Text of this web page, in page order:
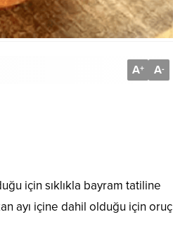
A+ A-
için sıklıkla bayram tatiline
ayı içine dahil olduğu için oruç